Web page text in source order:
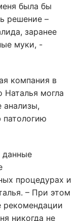
была бы
решение –
заранее
муки, -
компания в
Наталья могла
анализы,
данные
процедурах и
– При этом
рекомендации
никогда не